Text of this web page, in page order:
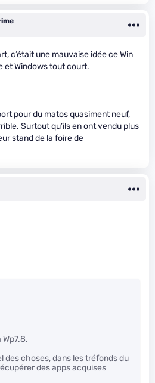
c’était une mauvaise idée ce Win
et Windows tout court.
pour du matos quasiment neuf,
Surtout qu’ils en ont vendu plus
stand de la foire de
Wp7.8.
des choses, dans les tréfonds du
des apps acquises